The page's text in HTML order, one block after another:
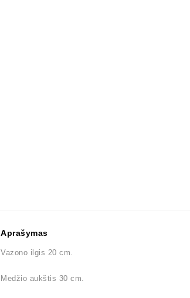
Aprašymas
Vazono ilgis 20 cm.
Medžio aukštis 30 cm.